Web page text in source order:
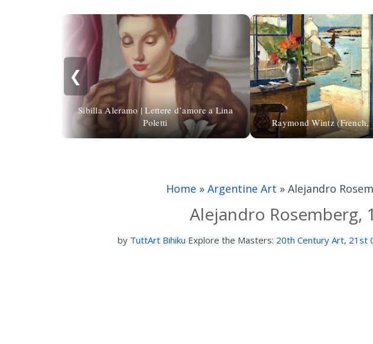
❮
Sibilla Aleramo | Lettere d’amore a Lina
Poletti
Raymond Wintz (French,
Home » Argentine Art » Alejandro
Alejandro Rosemberg,
by TuttArt Bihiku Explore the Masters: 20th Century Art, 21st